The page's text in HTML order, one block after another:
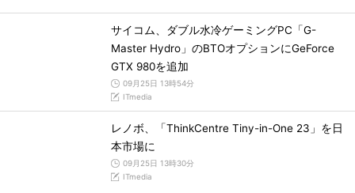
サイコム、ダブル水冷ゲーミングPC「G-
Master Hydro」のBTOオプションにGeForce
GTX 980を追加
09月25日 13時54分
ITmedia
レノボ、「ThinkCentre Tiny-in-One 23」を日
本市場に
09月25日 13時30分
ITmedia